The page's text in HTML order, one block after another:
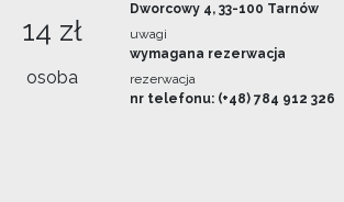
14 zł
osoba
Dworcowy 4, 33-100 Tarnów
uwagi
wymagana rezerwacja
rezerwacja
nr telefonu: (+48) 784 912 326